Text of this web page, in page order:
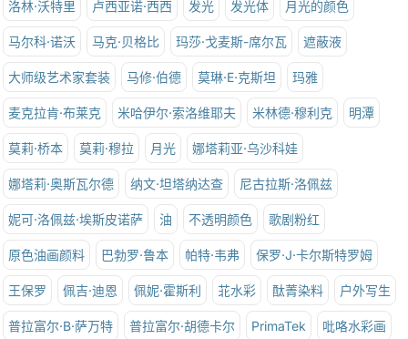
洛林·沃特里 卢西亚诺·西西 发光 发光体 月光的颜色
马尔科·诺沃 马克·贝格比 玛莎·戈麦斯-席尔瓦 遮蔽液
大师级艺术家套装 马修·伯德 莫琳·E·克斯坦 玛雅
麦克拉肯·布莱克 米哈伊尔·索洛维耶夫 米林德·穆利克 明潭
莫莉·桥本 莫莉·穆拉 月光 娜塔莉亚·乌沙科娃
娜塔莉·奥斯瓦尔德 纳文·坦塔纳达查 尼古拉斯·洛佩兹
妮可·洛佩兹·埃斯皮诺萨 油 不透明颜色 歌剧粉红
原色油画颜料 巴勃罗·鲁本 帕特·韦弗 保罗·J·卡尔斯特罗姆
王保罗 佩吉·迪恩 佩妮·霍斯利 苝水彩 酞菁染料 户外写生
普拉富尔·B·萨万特 普拉富尔·胡德卡尔 PrimaTek 吡咯水彩画